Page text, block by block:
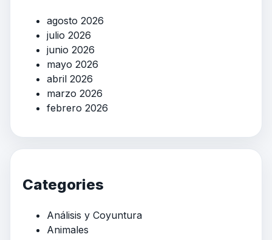
agosto 2026
julio 2026
junio 2026
mayo 2026
abril 2026
marzo 2026
febrero 2026
Categories
Análisis y Coyuntura
Animales